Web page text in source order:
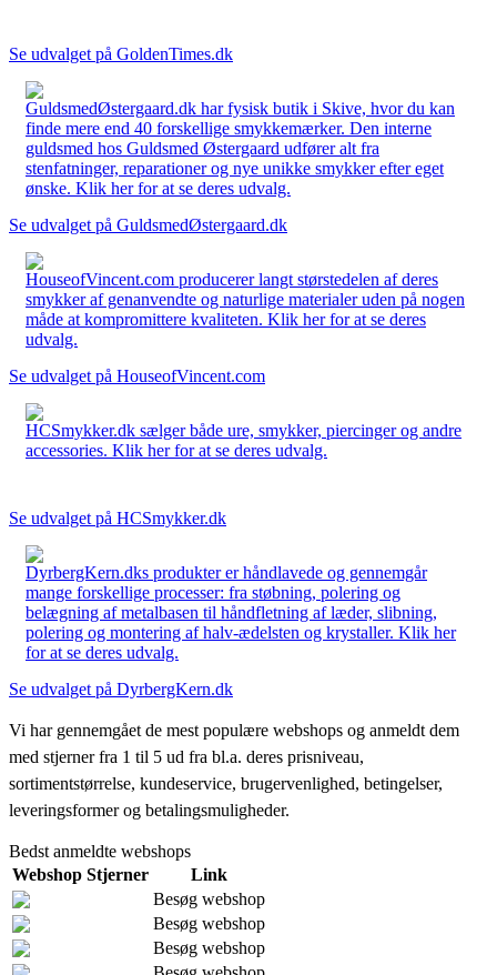
Se udvalget på GoldenTimes.dk
GuldsmedØstergaard.dk har fysisk butik i Skive, hvor du kan
finde mere end 40 forskellige smykkemærker. Den interne
guldsmed hos Guldsmed Østergaard udfører alt fra
stenfatninger, reparationer og nye unikke smykker efter eget
ønske. Klik her for at se deres udvalg.
Se udvalget på GuldsmedØstergaard.dk
HouseofVincent.com producerer langt størstedelen af deres
smykker af genanvendte og naturlige materialer uden på nogen
måde at kompromittere kvaliteten. Klik her for at se deres
udvalg.
Se udvalget på HouseofVincent.com
HCSmykker.dk sælger både ure, smykker, piercinger og andre
accessories. Klik her for at se deres udvalg.
Se udvalget på HCSmykker.dk
DyrbergKern.dks produkter er håndlavede og gennemgår
mange forskellige processer: fra støbning, polering og
belægning af metalbasen til håndfletning af læder, slibning,
polering og montering af halv-ædelsten og krystaller. Klik her
for at se deres udvalg.
Se udvalget på DyrbergKern.dk
Vi har gennemgået de mest populære webshops og anmeldt dem
med stjerner fra 1 til 5 ud fra bl.a. deres prisniveau,
sortimentstørrelse, kundeservice, brugervenlighed, betingelser,
leveringsformer og betalingsmuligheder.
Bedst anmeldte webshops
Webshop Stjerner
Link
Besøg webshop
Besøg webshop
Besøg webshop